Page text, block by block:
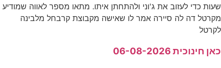
שעות כדי לעזוב את ג'וני ולהתחתן איתו. מתאו מספר לאווה שמודיע
מקרטל דה לה סיירה אמר לו שאישה מקבוצת קרבחל מלבינה
לקרטל
כאן חינוכית 06-08-2026